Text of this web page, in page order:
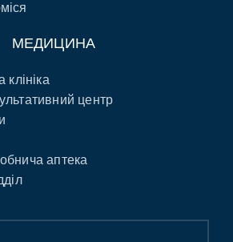
МЕДИЦИНА
клініка
центр
аптека